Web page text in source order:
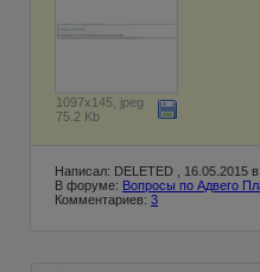
1097x145, jpeg
75.2 Kb
Написал: DELETED , 16.05.2015
В форуме: Вопросы по Адвего
Комментариев: 3